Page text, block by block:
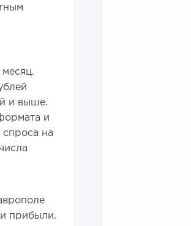
и выше.
и
спроса на
и прибыли.